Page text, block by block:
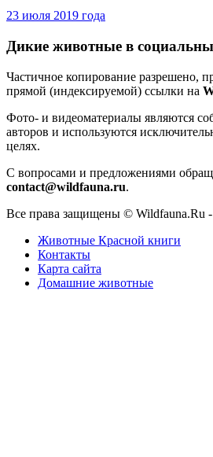
23 июля 2019 года
Дикие животные в
Частичное копирование разрешено,
прямой (индексируемой) ссылки на
Фото- и видеоматериалы являются
авторов и используются
целях.
С вопросами и предложениями
contact@wildfauna.ru.
Все права защищены © Wildfauna.Ru -
Животные Красной книги
Контакты
Карта сайта
Домашние животные